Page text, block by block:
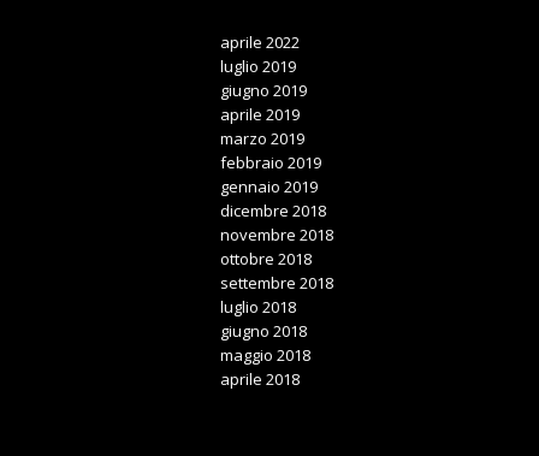
aprile 2022
luglio 2019
giugno 2019
aprile 2019
marzo 2019
febbraio 2019
gennaio 2019
dicembre 2018
novembre 2018
ottobre 2018
settembre 2018
luglio 2018
giugno 2018
maggio 2018
aprile 2018